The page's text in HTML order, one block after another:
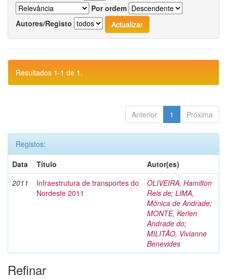
Por ordem
Autores/Registo
Resultados 1-1 de 1.
Anterior 1 Próxima
Registos:
Data
Título
Autor(es)
2011
Infraestrutura de transportes do
Nordeste 2011
OLIVEIRA, Hamilton
Reis de; LIMA,
Mônica de Andrade;
MONTE, Kerlen
Andrade do;
MILITÃO, Vivianne
Benevides
Refinar